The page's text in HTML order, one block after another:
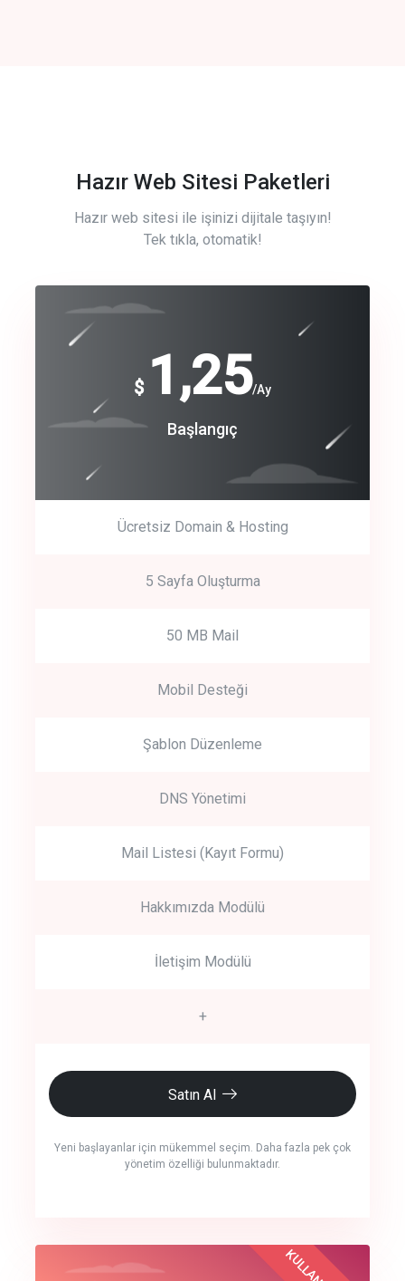
Hazır Web Sitesi Paketleri
Hazır web sitesi ile işinizi dijitale taşıyın!
Tek tıkla, otomatik!
$ 1,25/Ay
Başlangıç
Ücretsiz Domain & Hosting
5 Sayfa Oluşturma
50 MB Mail
Mobil Desteği
Şablon Düzenleme
DNS Yönetimi
Mail Listesi (Kayıt Formu)
Hakkımızda Modülü
İletişim Modülü
+
Satın Al
Yeni başlayanlar için mükemmel seçim. Daha fazla pek çok
yönetim özelliği bulunmaktadır.
Free
Basic
crm auto cync